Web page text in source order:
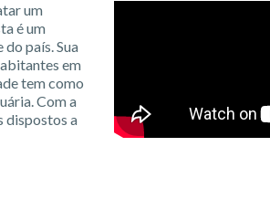
um
é um
país. Sua
em
tem como
Com a
dispostos a